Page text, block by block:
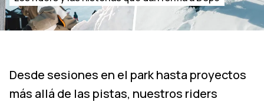
Desde sesiones en el park hasta proyectos
más allá de las pistas, nuestros riders